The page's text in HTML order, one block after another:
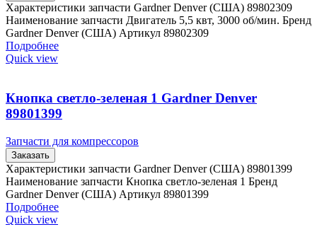
Характеристики запчасти Gardner Denver (США) 89802309
Наименование запчасти Двигатель 5,5 квт, 3000 об/мин. Бренд
Gardner Denver (США) Артикул 89802309
Подробнее
Quick view
Кнопка светло-зеленая 1 Gardner Denver
89801399
Запчасти для компрессоров
Заказать
Характеристики запчасти Gardner Denver (США) 89801399
Наименование запчасти Кнопка светло-зеленая 1 Бренд
Gardner Denver (США) Артикул 89801399
Подробнее
Quick view